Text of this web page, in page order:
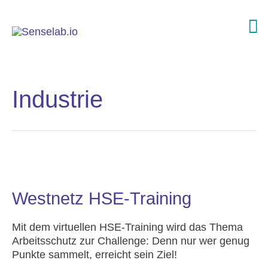
Industrie
Westnetz HSE-Training
Mit dem virtuellen HSE-Training wird das Thema
Arbeitsschutz zur Challenge: Denn nur wer genug
Punkte sammelt, erreicht sein Ziel!